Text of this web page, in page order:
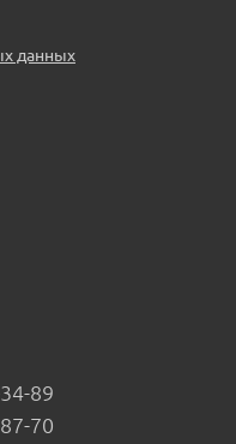
данных
89
70